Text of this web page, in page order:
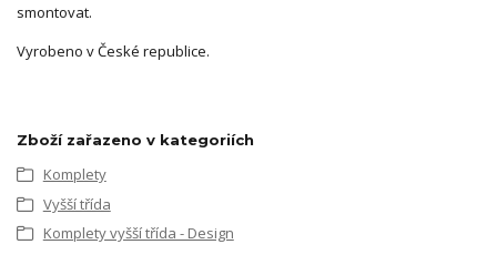
smontovat.
Vyrobeno v České republice.
Zboží zařazeno v kategoriích
Komplety
Vyšší třída
Komplety vyšší třída - Design